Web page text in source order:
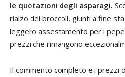
le quotazioni degli asparagi.
rialzo dei broccoli, giunti a fine
leggero assestamento per i
prezzi che rimangono
Il commento completo e i prezzi